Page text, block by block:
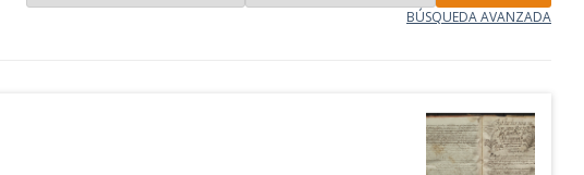
BÚSQUEDA AVANZADA